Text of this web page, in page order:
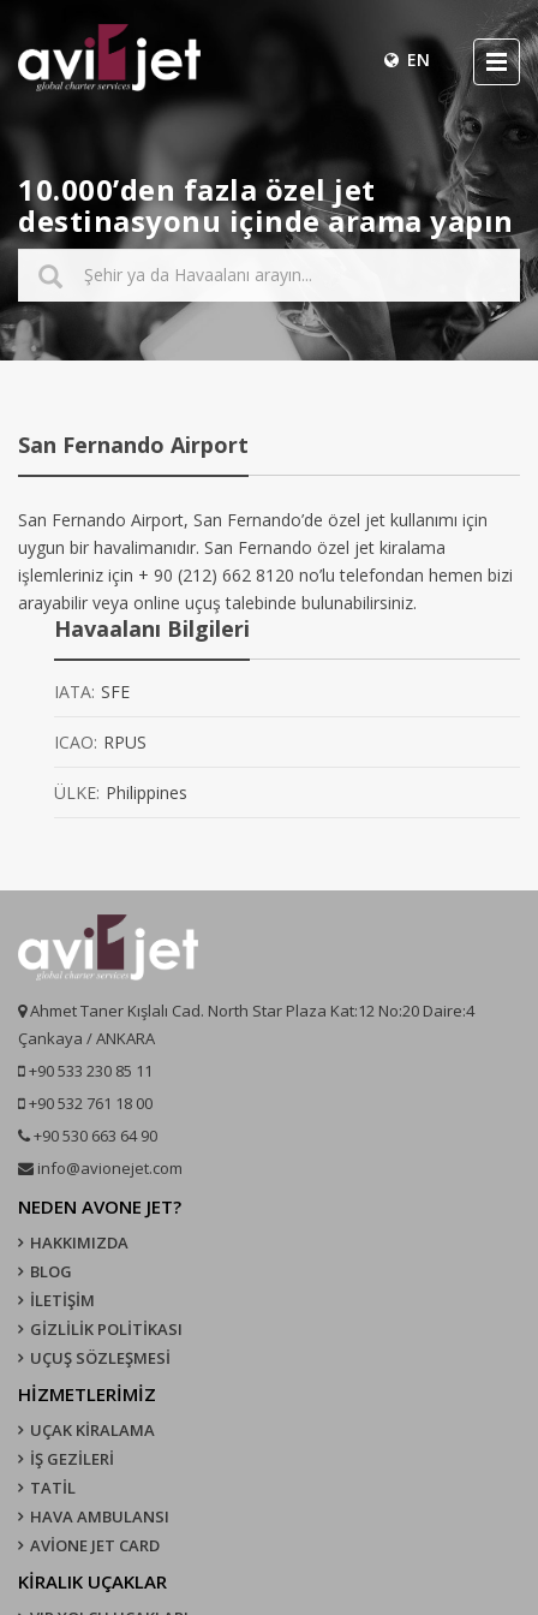
EN
10.000’den fazla özel jet
destinasyonu içinde arama yapın
San Fernando Airport
San Fernando Airport, San Fernando’de özel jet kullanımı için
uygun bir havalimanıdır. San Fernando özel jet kiralama
işlemleriniz için + 90 (212) 662 8120 no’lu telefondan hemen bizi
arayabilir veya online uçuş talebinde bulunabilirsiniz.
Havaalanı Bilgileri
IATA: SFE
ICAO: RPUS
ÜLKE: Philippines
Ahmet Taner Kışlalı Cad. North Star Plaza Kat:12 No:20 Daire:4
Çankaya / ANKARA
+90 533 230 85 11
+90 532 761 18 00
+90 530 663 64 90
info@avionejet.com
NEDEN AVONE JET?
HAKKIMIZDA
BLOG
İLETİŞİM
GİZLİLİK POLİTİKASI
UÇUŞ SÖZLEŞMESI
HİZMETLERİMİZ
UÇAK KIRALAMA
İŞ GEZİLERİ
TATİL
HAVA AMBULANSI
AVİONE JET CARD
KIRALIK UÇAKLAR